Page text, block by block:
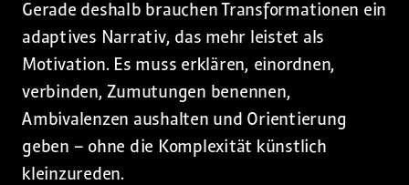
Gerade deshalb brauchen Transformationen ein
adaptives Narrativ, das mehr leistet als
Motivation. Es muss erklären, einordnen,
verbinden, Zumutungen benennen,
Ambivalenzen aushalten und Orientierung
geben – ohne die Komplexität künstlich
kleinzureden.